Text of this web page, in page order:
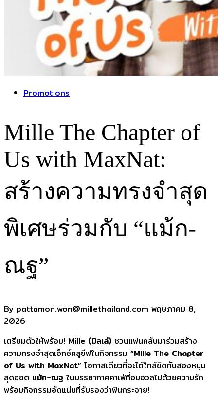
Promotions
Mille The Chapter of
Us with MaxNat:
สร้างความทรงจำสุด
พิเศษร่วมกับ “แม้ก-
ณฐ”
By pattamon.won@millethailand.com พฤษภาคม 8,
2026
เตรียมตัวให้พร้อม! Mille (มิลเล่) ชวนแฟนคลับมาร่วมสร้าง
ความทรงจำสุดเอ็กซ์คลูซีฟในกิจกรรม “Mille The Chapter
of Us with MaxNat” โอกาสเดียวที่จะได้ใกล้ชิดกับสองหนุ่ม
สุดฮอต แม้ก-ณฐ ในบรรยากาศคาเฟ่ที่อบอวลไปด้วยความรัก
พร้อมกิจกรรมอัดแน่นที่รับรองว่าฟินกระจาย!